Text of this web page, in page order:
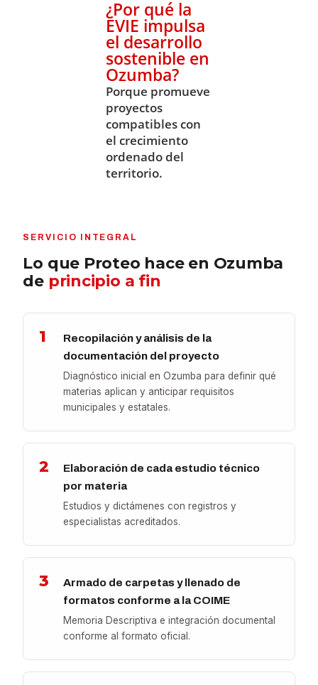
¿Por qué la
EVIE impulsa
el desarrollo
sostenible en
Ozumba?
Porque promueve
proyectos
compatibles con
el crecimiento
ordenado del
territorio.
SERVICIO INTEGRAL
Lo que Proteo hace en Ozumba
de principio a fin
1
Recopilación y análisis de la
documentación del proyecto
Diagnóstico inicial en Ozumba para definir qué
materias aplican y anticipar requisitos
municipales y estatales.
2
Elaboración de cada estudio técnico
por materia
Estudios y dictámenes con registros y
especialistas acreditados.
3
Armado de carpetas y llenado de
formatos conforme a la COIME
Memoria Descriptiva e integración documental
conforme al formato oficial.